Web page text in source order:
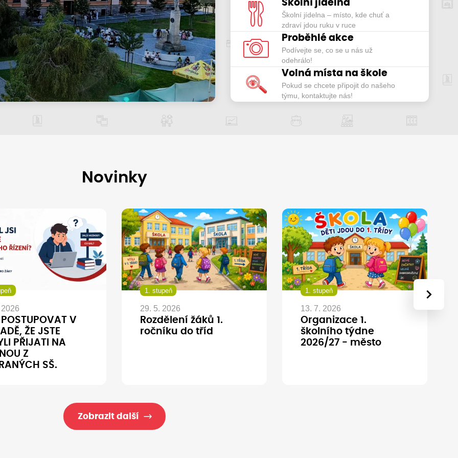
ZJISTIT VÍCE
Školní jídelna
Školní jídelna – místo, kde chuť a
zdraví jdou ruku v ruce
Proběhlé akce
Podívejte se, co se u nás už
odehrálo!
Volná místa na škole
Pokud se chcete připojit do našeho
týmu, kontaktujte nás!
Novinky
V
ŽE JSTE
PŘIJATI NA
Z
SŠ.
1. stupeň
29. 5. 2026
Rozdělení žáků 1.
ročníku do tříd
1. stupeň
13. 7. 2026
Organizace 1.
školního týdne
2026/27 - město
›
Zobrazit další